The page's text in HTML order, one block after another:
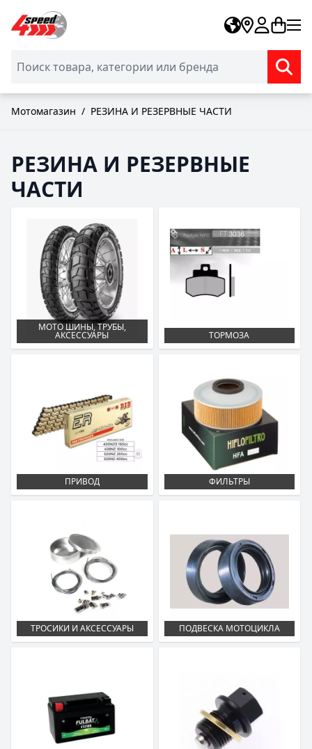
Skip to Content
Мотомагазин / РЕЗИНА И РЕЗЕРВНЫЕ ЧАСТИ
РЕЗИНА И РЕЗЕРВНЫЕ
ЧАСТИ
MOTO ШИНЫ, ТРУБЫ,
АКСЕССУАРЫ ТОРМОЗА
ПРИВОД ФИЛЬТРЫ
ТРОСИКИ И АКСЕССУАРЫ ПОДВЕСКА МОТОЦИКЛА